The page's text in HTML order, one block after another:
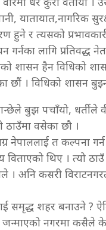
हुने र त्यसको
गर्नका लागि
शासन हैन विधिको
छौं । विधिको शासन
बुझ पचाँयो,
ठाउँमा वसेका छौ ।
नेपाललाई त कल्पना
थिए । त्यो
। अनि कसरी
समृद्ध शहर बनाउने ?
जन्माएको नगरमा कसैले